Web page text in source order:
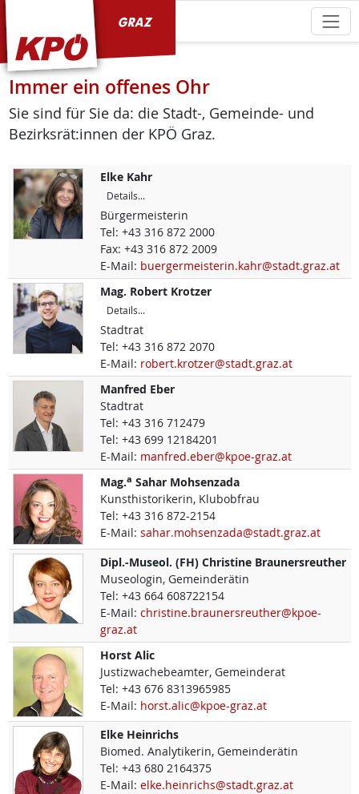
Immer ein offenes Ohr
Sie sind für Sie da: die Stadt-, Gemeinde- und
Bezirksrät:innen der KPÖ Graz.
Elke Kahr
Details...
Bürgermeisterin
Tel: +43 316 872 2000
Fax: +43 316 872 2009
E-Mail: buergermeisterin.kahr@stadt.graz.at
Mag. Robert Krotzer
Details...
Stadtrat
Tel: +43 316 872 2070
E-Mail: robert.krotzer@stadt.graz.at
Manfred Eber
Stadtrat
Tel: +43 316 712479
Tel: +43 699 12184201
E-Mail: manfred.eber@kpoe-graz.at
Mag.a Sahar Mohsenzada
Kunsthistorikerin, Klubobfrau
Tel: +43 316 872-2154
E-Mail: sahar.mohsenzada@stadt.graz.at
Dipl.-Museol. (FH) Christine Braunersreuther
Museologin, Gemeinderätin
Tel: +43 664 608722154
E-Mail: christine.braunersreuther@kpoe-
graz.at
Horst Alic
Justizwachebeamter, Gemeinderat
Tel: +43 676 8313965985
E-Mail: horst.alic@kpoe-graz.at
Elke Heinrichs
Biomed. Analytikerin, Gemeinderätin
Tel: +43 680 2164375
E-Mail: elke.heinrichs@stadt.graz.at